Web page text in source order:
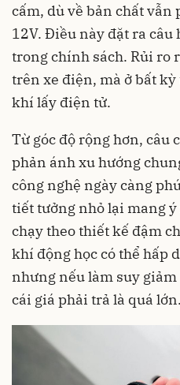
cấm, dù về bản chất
12V. Điều này đặt ra
trong chính sách. Rủi ro
trên xe điện, mà ở bất
khí lấy điện tử.
Từ góc độ rộng hơn, câu
phản ánh xu hướng
công nghệ ngày càng
tiết tưởng nhỏ lại mang
chạy theo thiết kế đậm
khí động học có thể hấp
nhưng nếu làm suy
cái giá phải trả là quá lớn.